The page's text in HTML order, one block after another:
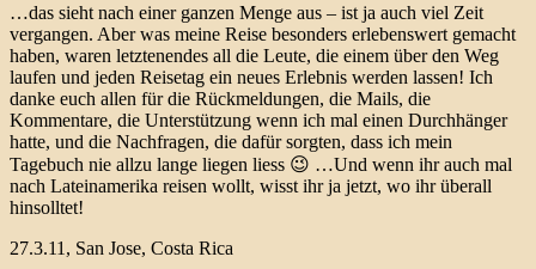
…das sieht nach einer ganzen Menge aus – ist ja auch viel Zeit
vergangen. Aber was meine Reise besonders erlebenswert gemacht
haben, waren letztenendes all die Leute, die einem über den Weg
laufen und jeden Reisetag ein neues Erlebnis werden lassen! Ich
danke euch allen für die Rückmeldungen, die Mails, die
Kommentare, die Unterstützung wenn ich mal einen Durchhänger
hatte, und die Nachfragen, die dafür sorgten, dass ich mein
Tagebuch nie allzu lange liegen liess 😉 …Und wenn ihr auch mal
nach Lateinamerika reisen wollt, wisst ihr ja jetzt, wo ihr überall
hinsolltet!
27.3.11, San Jose, Costa Rica